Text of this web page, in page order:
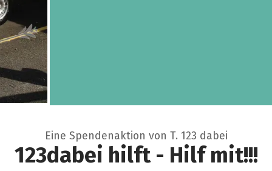
Eine Spendenaktion von T. 123 dabei
123dabei hilft - Hilf mit!!!